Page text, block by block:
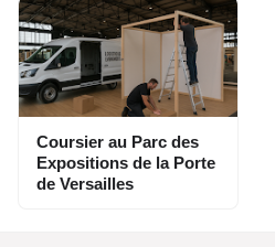
Coursier au Parc des
Expositions de la Porte
de Versailles